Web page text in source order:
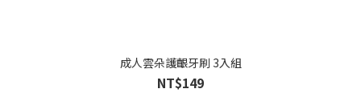
成人雲朵護齦牙刷 3入組
NT$149